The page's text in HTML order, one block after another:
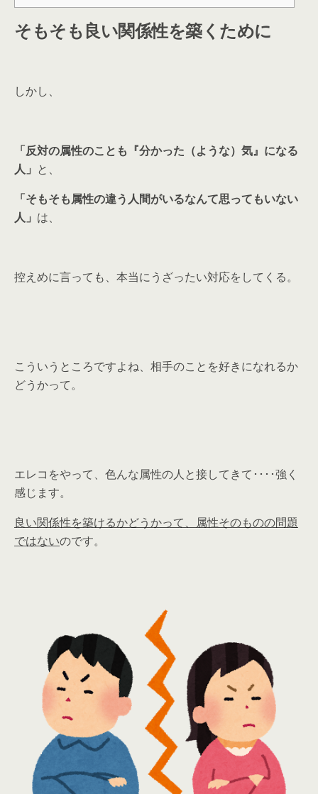
そもそも良い関係性を築くために
しかし、
「反対の属性のことも『分かった（ような）気』になる
人」 と、
「そもそも属性の違う人間がいるなんて思ってもいない
人」 は、
控えめに言っても、本当にうざったい対応をしてくる。
こういうところですよね、相手のことを好きになれるか
どうかって。
エレコをやって、色んな属性の人と接してきて････強く
感じます。
良い関係性を築けるかどうかって、属性そのものの問題
ではないのです。